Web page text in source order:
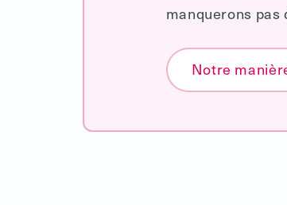
manquerons pas
Notre